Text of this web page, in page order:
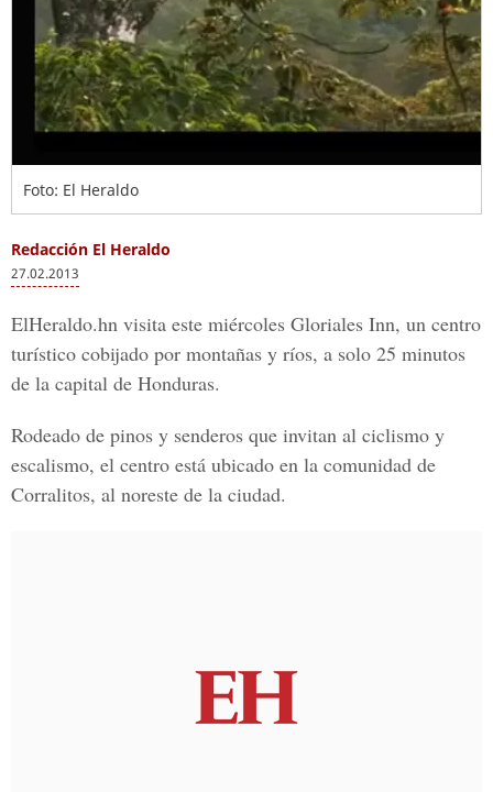
Foto: El Heraldo
Redacción El Heraldo
27.02.2013
ElHeraldo.hn visita este miércoles Gloriales Inn, un centro
turístico cobijado por montañas y ríos, a solo 25 minutos
de la capital de Honduras.
Rodeado de pinos y senderos que invitan al ciclismo y
escalismo, el centro está ubicado en la comunidad de
Corralitos, al noreste de la ciudad.